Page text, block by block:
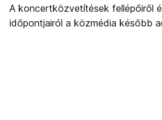
A koncertközvetítések fellépőiről
időpontjairól a közmédia később